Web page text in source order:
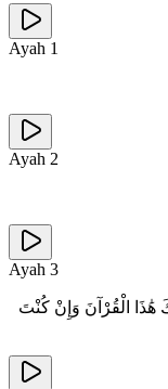
Ayah 1
Ayah 2
Ayah 3
الْقُرْآنَ وَإِنْ كُنْتَ